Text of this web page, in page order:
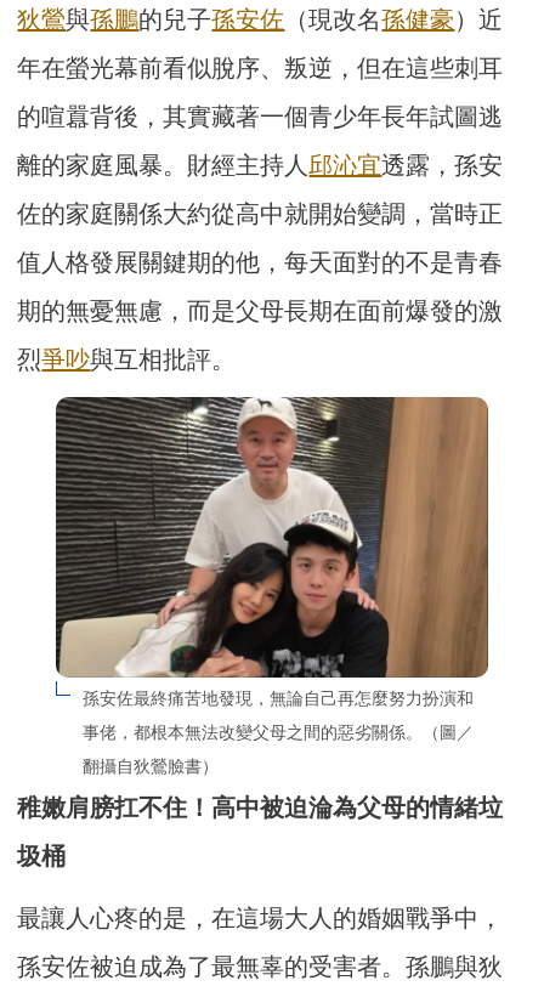
狄鶯與孫鵬的兒子孫安佐 （現改名孫健豪）近
年在螢光幕前看似脫序、叛逆，但在這些刺耳
的喧囂背後，其實藏著一個青少年長年試圖逃
離的家庭風暴。財經主持人邱沁宜透露，孫安
佐的家庭關係大約從高中就開始變調，當時正
值人格發展關鍵期的他，每天面對的不是青春
期的無憂無慮，而是父母長期在面前爆發的激
烈爭吵與互相批評。
孫安佐最終痛苦地發現，無論自己再怎麼努力扮演和
事佬，都根本無法改變父母之間的惡劣關係。（圖／
翻攝自狄鶯臉書）
稚嫩肩膀扛不住！高中被迫淪為父母的情緒垃
圾桶
最讓人心疼的是，在這場大人的婚姻戰爭中，
孫安佐被迫成為了最無辜的受害者。孫鵬與狄